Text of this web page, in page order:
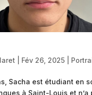
Fév 26, 2025|
Sacha est étudiant en
à Saint-Louis et n’a